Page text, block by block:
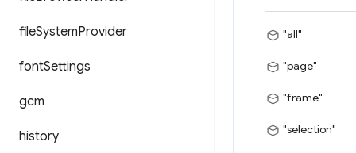
fileSystemProvider
fontSettings
gcm
history
"all"
"page"
"frame"
"selection"